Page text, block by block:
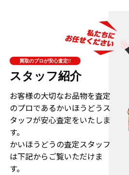
買取のプロが安心査定!!
スタッフ紹介
お客様の大切なお品物を査定
のプロであるかいほうどうス
タッフが安心査定をいたしま
す。
かいほうどうの査定スタッフ
は下記からご覧いただけま
す。